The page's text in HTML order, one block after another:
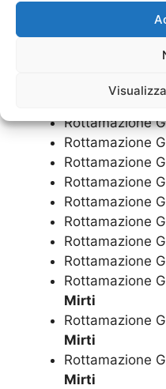
Ritiro A
Rottamazione
Rottamazione
Rottamazione
Rottamazione
Rottamazione
Rottamazione
Rottamazione
Rottamazione
Rottamazione
Rottamazione
Rottamazione
Rottamazione
Mirti
Rottamazione
Mirti
Rottamazione
Mirti